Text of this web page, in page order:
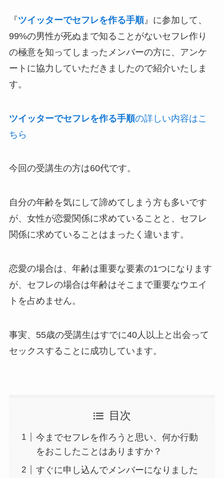
『ツイッターでセフレを作る手順』に参加して、
99%の男性が死ぬまで知ることがないセフレ作り
の極意を知ってしまったメンバーの方に、アンケ
ートに協力していただきましたので紹介いたしま
す。
ツイッターでセフレを作る手順の詳しい内容はこ
ちら
今回の受講生の方は60代です。
自分の年齢を気にして諦めてしまう方も多いです
が、女性が恋愛関係に求めていることと、セフレ
関係に求めていることはまったく違います。
恋愛の場合は、年齢は重要な要素の1つになります
が、セフレの場合は年齢はそこまで重要なウエイ
トを占めません。
事実、55歳の受講生はすでに40人以上と出会って
セックスすることに成功しています。
目次
今までセフレを作ろうと思い、何か行動
をおこしたことはありますか？
すぐに申し込んでメンバーになりました